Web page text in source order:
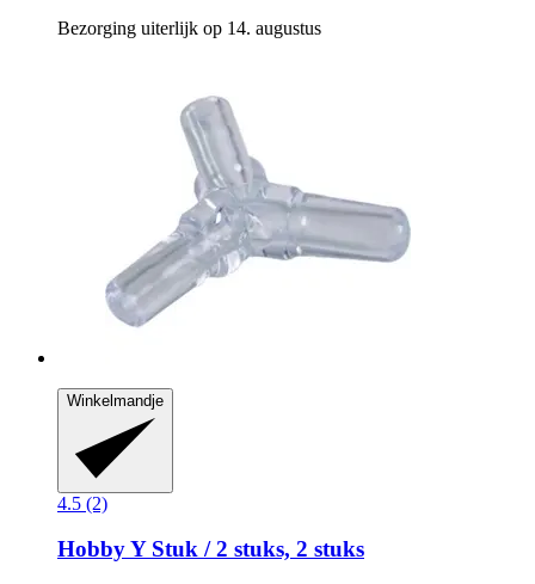
Bezorging uiterlijk op 14. augustus
Winkelmandje
4.5 (2)
HobbyY Stuk / 2 stuks, 2 stuks